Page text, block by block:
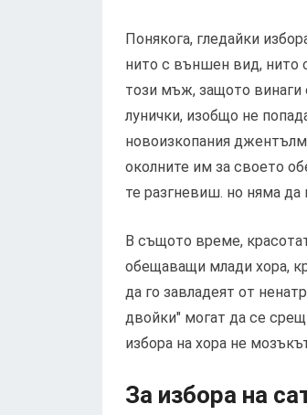
Понякога, гледайки
нито с външен вид, нито
този мъж, защото винаги
лунички, изобщо не
новоизкопания
околните им за своето
те разгневиш. но няма да
В същото време,
обещаващи млади хора,
да го завладеят от
двойки" могат да се
избора на хора не
За избора на